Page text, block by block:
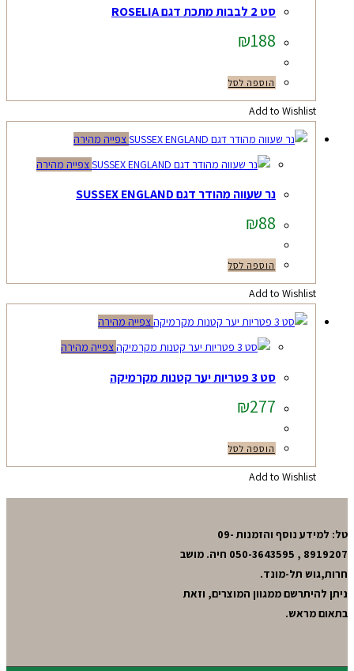
סט 2 לבבות מתכת דגם ROSELIA
₪188
הוספה לסל
Add to Wishlist
צפייה מהירה
צפייה מהירה
נר שעווה מהודר דגם SUSSEX ENGLAND
₪88
הוספה לסל
Add to Wishlist
צפייה מהירה
צפייה מהירה
סט 3 פטריות יער קטנות מקרמיקה
₪277
הוספה לסל
Add to Wishlist
טל: למידע נוסף והזמנות 09-
8919207 , 050-3643595 חיה. מושב
חרות,גוש תל-מונד.
ניתן להיתרשם ממגוון המוצרים, וזאת
בתאום מראש.